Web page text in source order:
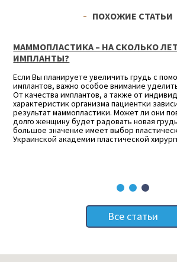
ПОХОЖИЕ СТАТЬИ
ПЛАСТИКА ГРУДИ ПОСЛЕ РОДОВ
ГРУДЬЮ)
Далеко не каждая женщина, к сожалению,
безупречной формой груди после
грудью. Изменения формы или асимметрия
после родов и периода лактации — очень
Также причиной прибегнуть к пластике
операция, перенесённая на груди.
современной медицины с лёгкостью
любого характера, среди них […]
Все статьи